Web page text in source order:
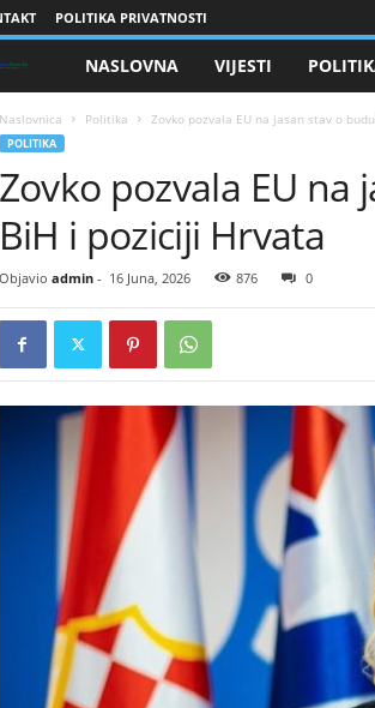
POLITIKA PRIVATNOSTI
a
n
i
c
B
o
s
n
e
NASLOVNA VIJESTI
Naslovnica Politika ​Zovko pozvala EU na jasan stav o
POLITIKA
​Zovko pozvala EU na
BiH i poziciji Hrvata
Objavio admin- 16 Juna, 2026 876 0